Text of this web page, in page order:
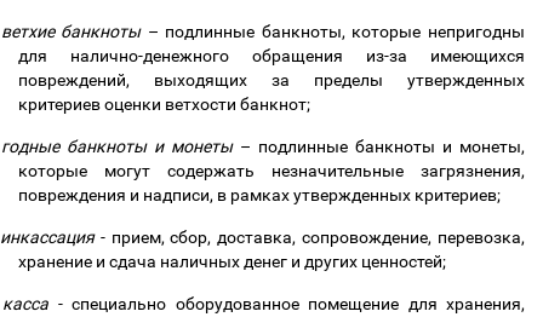
ветхие банкноты – подлинные банкноты, которые непригодны
для налично-денежного обращения из-за имеющихся
повреждений, выходящих за пределы утвержденных
критериев оценки ветхости банкнот;
годные банкноты и монеты – подлинные банкноты и монеты,
которые могут содержать незначительные загрязнения,
повреждения и надписи, в рамках утвержденных критериев;
инкассация - прием, сбор, доставка, сопровождение, перевозка,
хранение и сдача наличных денег и других ценностей;
касса - специально оборудованное помещение для хранения,